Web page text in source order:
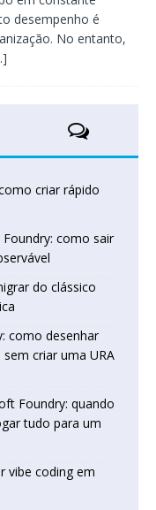
desempenho é
No entanto,
criar rápido
como sair
do clássico
como desenhar
criar uma URA
Foundry: quando
tudo para um
vibe coding em